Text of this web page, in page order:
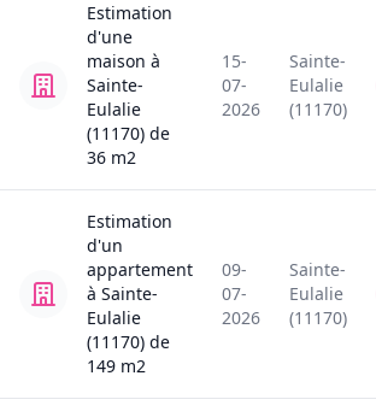
Estimation
d'une
maison à
Sainte-
Eulalie
(11170) de
36 m2
15-
07-
2026
Sainte-
Eulalie
(11170)
Estimation
d'un
appartement
à Sainte-
Eulalie
(11170) de
149 m2
09-
07-
2026
Sainte-
Eulalie
(11170)